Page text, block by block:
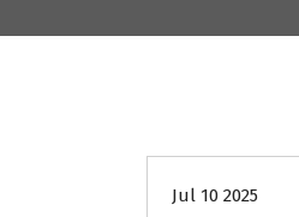
Jul 10 2025